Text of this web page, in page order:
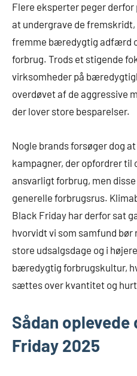
Flere eksperter peger
at undergrave de
fremme bæredygtig adfærd
forbrug. Trods et stigende
virksomheder på
overdøvet af de aggressive
der lover store besparelser.
Nogle brands forsøger dog
kampagner, der opfordrer til
ansvarligt forbrug, men
generelle forbrugsrus.
Black Friday har derfor sat
hvorvidt vi som samfund
store udsalgsdage og i
bæredygtig forbrugskultur,
sættes over kvantitet og
Sådan oplevede
Friday 2025